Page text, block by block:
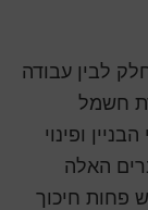
לבין עבודה
חשמל
ופינוי
האלה
פחות חיכוך